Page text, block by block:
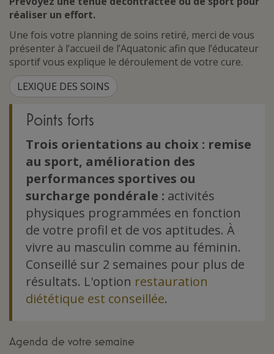
réaliser un effort.
Une fois votre planning de soins retiré, merci de vous
présenter à l’accueil de l’Aquatonic afin que l’éducateur
sportif vous explique le déroulement de votre cure.
LEXIQUE DES SOINS
Points forts
Trois orientations au choix : remise
au sport, amélioration des
performances sportives ou
surcharge pondérale : activités
physiques programmées en fonction
de votre profil et de vos aptitudes. À
vivre au masculin comme au féminin.
Conseillé sur 2 semaines pour plus de
résultats. L'option restauration
diététique est conseillée.
Agenda de votre semaine